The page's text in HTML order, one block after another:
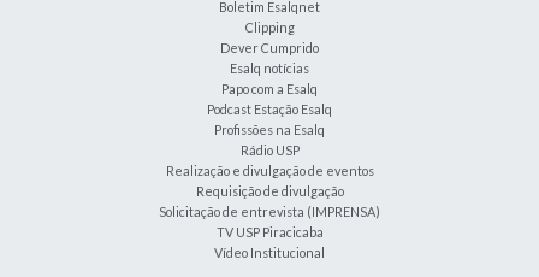
Boletim Esalqnet
Clipping
Dever Cumprido
Esalq notícias
Papo com a Esalq
Podcast Estação Esalq
Profissões na Esalq
Rádio USP
Realização e divulgação de eventos
Requisição de divulgação
Solicitação de entrevista (IMPRENSA)
TV USP Piracicaba
Vídeo Institucional